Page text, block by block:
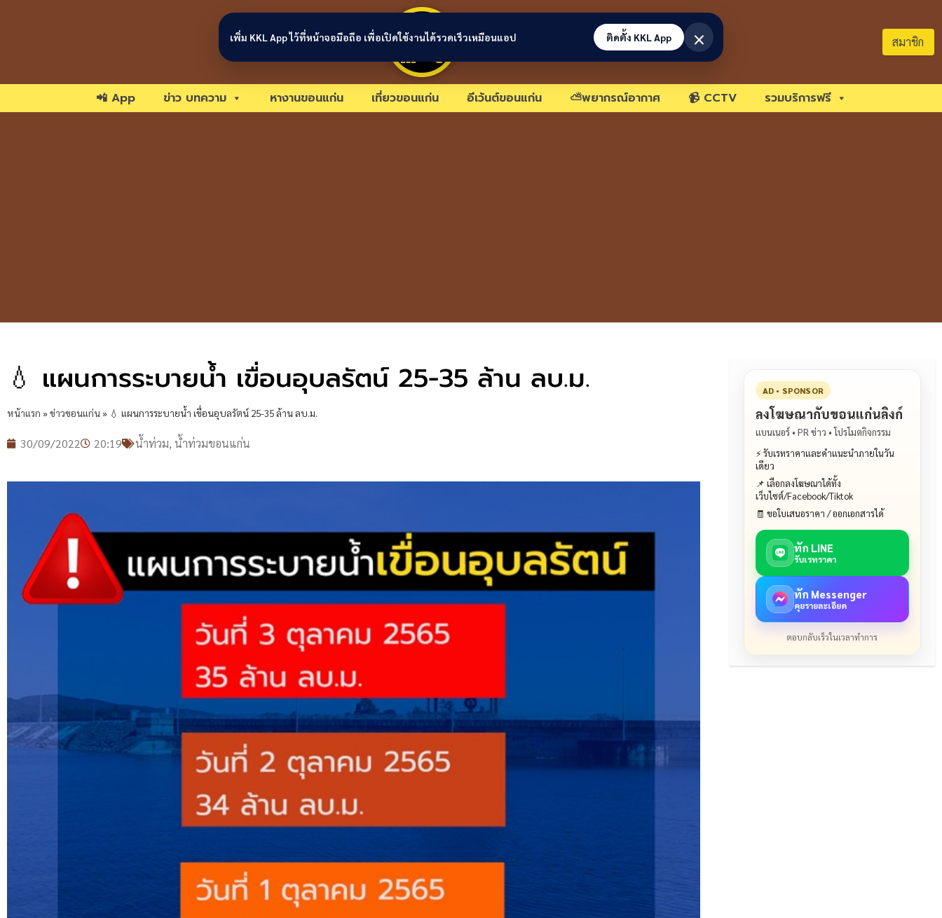
ขอนแก่นลิงก์ สมาชิก
📲 App ข่าว บทความ หางานขอนแก่น เที่ยวขอนแก่น อีเว้นต์ขอนแก่น ⛅พยากรณ์อากาศ 📹 CCTV รวมบริการฟรี
💧 แผนการระบายน้ำ เขื่อนอุบลรัตน์ 25-35 ล้าน ลบ.ม.
หน้าแรก »ข่าวขอนแก่น» 💧 แผนการระบายน้ำ เขื่อนอุบลรัตน์ 25-35 ล้าน ลบ.ม.
30/09/2022 20:19 น้ำท่วม, น้ำท่วมขอนแก่น
AD • SPONSOR
ลงโฆษณากับขอนแก่นลิงก์
แบนเนอร์ • PR ข่าว • โปรโมตกิจกรรม
⚡ รับเรทราคาและคำแนะนำภายในวัน
เดียว
📌 เลือกลงโฆษณาได้ทั้ง
เว็บไซต์/Facebook/Tiktok
🧾 ขอใบเสนอราคา / ออกเอกสารได้
ทัก LINE
รับเรทราคา
ทัก Messenger
คุยรายละเอียด
ตอบกลับเร็วในเวลาทำการ
เพิ่ม KKL App ไว้ที่หน้าจอมือถือ เพื่อเปิดใช้งานได้รวดเร็วเหมือนแอป ติดตั้ง KKL App ×